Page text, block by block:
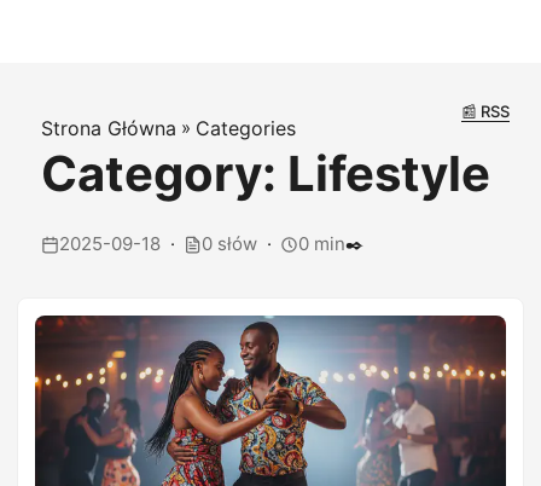
Strona Główna » Categories
Category: Lifestyle
📰 RSS
2025-09-18 0 słów 0 min✒️